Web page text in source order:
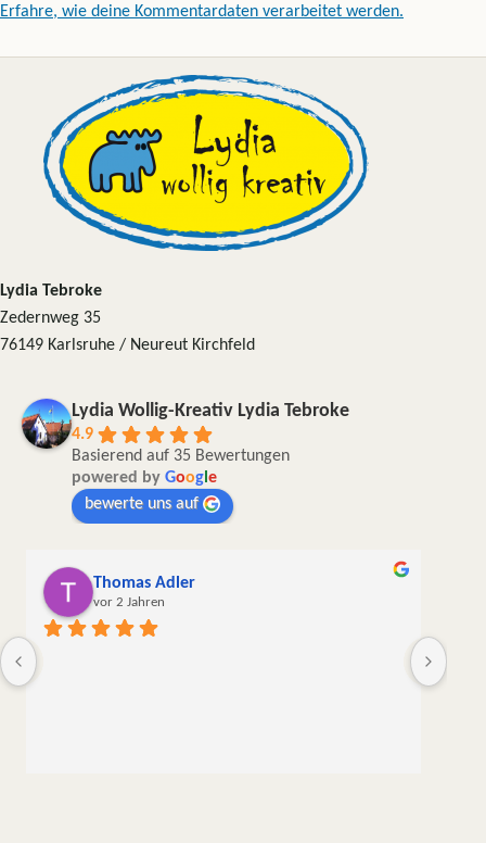
Erfahre, wie deine Kommentardaten verarbeitet werden.
Lydia Tebroke
Zedernweg 35
76149 Karlsruhe / Neureut Kirchfeld
Lydia Wollig-Kreativ Lydia Tebroke
4.9
Basierend auf 35 Bewertungen
powered by Goog e
bewerte uns auf
Thomas Adler
vor 2 Jahren